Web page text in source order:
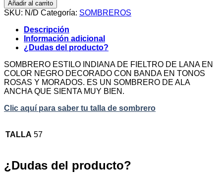
Añadir al carrito
SKU: N/D Categoría: SOMBREROS
Descripción
Información adicional
¿Dudas del producto?
SOMBRERO ESTILO INDIANA DE FIELTRO DE LANA EN
COLOR NEGRO DECORADO CON BANDA EN TONOS
ROSAS Y MORADOS. ES UN SOMBRERO DE ALA
ANCHA QUE SIENTA MUY BIEN.
Clic aquí para saber tu talla de sombrero
TALLA 57
¿Dudas del producto?